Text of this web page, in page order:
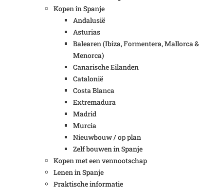
Kopen in Spanje
Andalusië
Asturias
Balearen (Ibiza, Formentera, Mallorca &
Menorca)
Canarische Eilanden
Catalonië
Costa Blanca
Extremadura
Madrid
Murcia
Nieuwbouw / op plan
Zelf bouwen in Spanje
Kopen met een vennootschap
Lenen in Spanje
Praktische informatie